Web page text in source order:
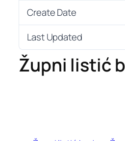
Create Date
Last Updated
Župni listić